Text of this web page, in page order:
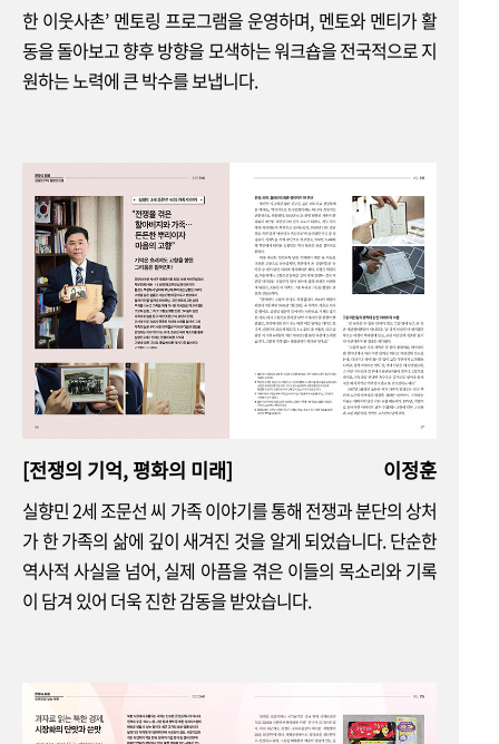
한반도 남단에서 울리는 통일의 노래
청년기자가 간다 2
문화 & 피플
전쟁의 기억, 평화의 미래
우리가 간과한 해병 1연대의 숨은 활약상 영광 있는 전쟁은
없다는 묵묵한 가르침
희망의 발걸음
허진 허진닷컴 대표
제대로 된 이북의 맛을 전하고픈 나는 ‘먼저 온 통일’입니다
트렌드로 보는 북한
북한의 맥주에 담긴 전략
평화통일 명소
영화 속 한반도 이야기
<이상한 나라의 수학자>의 서사적 특징
한 이웃사촌’ 멘토링 프로그램을 운영하며, 멘토와 멘티가 활
동을 돌아보고 향후 방향을 모색하는 워크숍을 전국적으로 지
원하는 노력에 큰 박수를 보냅니다.
[전쟁의 기억, 평화의 미래] 이정훈
실향민 2세 조문선 씨 가족 이야기를 통해 전쟁과 분단의 상처
가 한 가족의 삶에 깊이 새겨진 것을 알게 되었습니다. 단순한
역사적 사실을 넘어, 실제 아픔을 겪은 이들의 목소리와 기록
이 담겨 있어 더욱 진한 감동을 받았습니다.